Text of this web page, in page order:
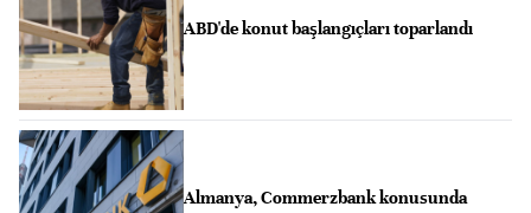
ABD'de konut başlangıçları toparlandı
Almanya, Commerzbank konusunda